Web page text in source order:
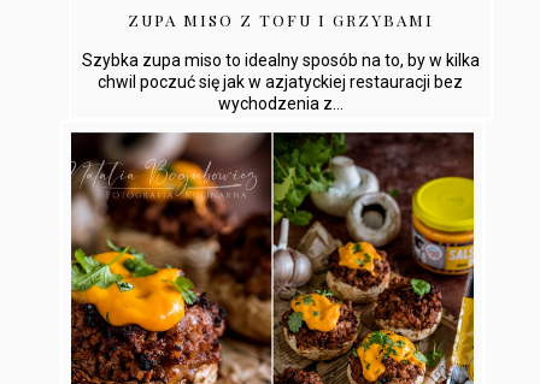
ZUPA MISO Z TOFU I GRZYBAMI
Szybka zupa miso to idealny sposób na to, by w kilka
chwil poczuć się jak w azjatyckiej restauracji bez
wychodzenia z...